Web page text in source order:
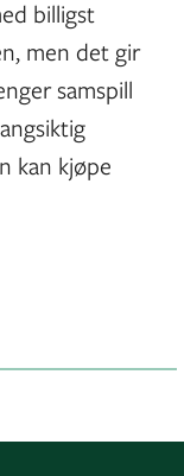
billigst
men det gir
samspill
kan kjøpe